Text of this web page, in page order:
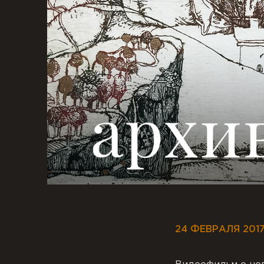
24 ФЕВРАЛЯ